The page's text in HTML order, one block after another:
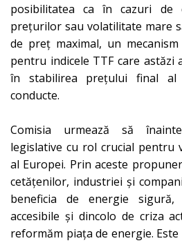
posibilitatea ca în cazuri de
prețurilor sau volatilitate mare
de preț maximal, un
pentru indicele TTF care
în stabilirea prețului final al
conducte.
Comisia urmează să
legislative cu rol crucial pentru
al Europei. Prin aceste
cetățenilor, industriei și
beneficia de energie
accesibile și dincolo de criza
reformăm piața de energie.